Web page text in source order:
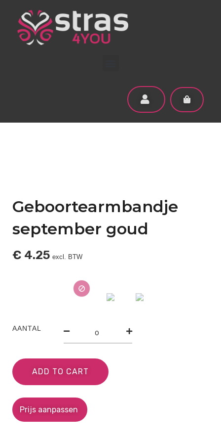
Geboortearmbandje
september goud
€ 4.25 excl. BTW
AANTAL
ADD TO CART
Prijs aanpassen